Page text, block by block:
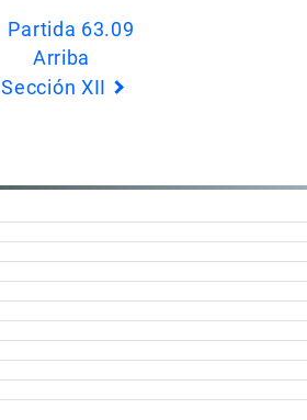
Partida 63.09
Arriba
Sección XII